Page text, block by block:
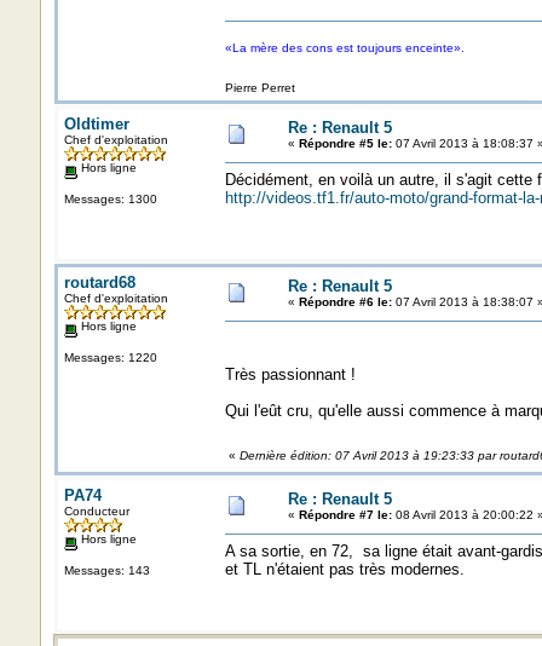
«La mère des cons est toujours enceinte».
Pierre Perret
Oldtimer
Chef d'exploitation
Hors ligne
Messages: 1300
Re : Renault 5
« Répondre #5 le:07 Avril 2013 à 18:08:37
Décidément, en voilà un autre, il s'agit cette
http://videos.tf1.fr/auto-moto/grand-format-
routard68
Chef d'exploitation
Hors ligne
Messages: 1220
Re : Renault 5
« Répondre #6 le:07 Avril 2013 à 18:38:07
Très passionnant !
Qui l'eût cru, qu'elle aussi commence à
« Dernière édition: 07 Avril 2013 à 19:23:33 par
PA74
Conducteur
Hors ligne
Messages: 143
Re : Renault 5
« Répondre #7 le:08 Avril 2013 à 20:00:22
A sa sortie, en 72, sa ligne était avant-
et TL n'étaient pas très modernes.